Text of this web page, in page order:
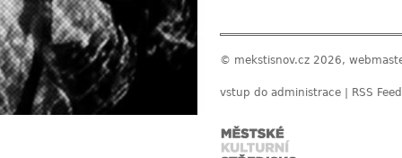
© mekstisnov.cz 2026,
vstup do administrace RSS Feed